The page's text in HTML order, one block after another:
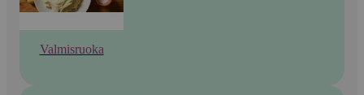
Valmisruoka